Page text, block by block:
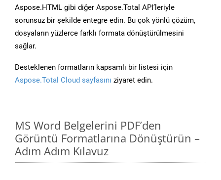
Aspose.HTML gibi diğer Aspose.Total API’leriyle
sorunsuz bir şekilde entegre edin. Bu çok yönlü çözüm,
dosyaların yüzlerce farklı formata dönüştürülmesini
sağlar.
Desteklenen formatların kapsamlı bir listesi için
Aspose.Total Cloud sayfasını ziyaret edin.
MS Word Belgelerini PDF’den
Görüntü Formatlarına Dönüştürün –
Adım Adım Kılavuz